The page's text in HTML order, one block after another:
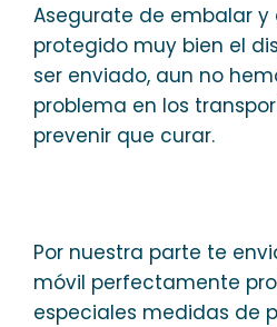
Asegurate de embalar y
protegido muy bien el
ser enviado, aun no
problema en los
prevenir que curar.
Por nuestra parte te
móvil perfectamente
especiales medidas de